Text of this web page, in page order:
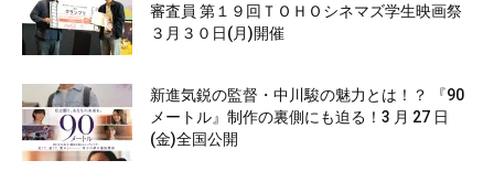
審査員 第１９回ＴＯＨＯシネマズ学生映画祭
３月３０日(月)開催
新進気鋭の監督・中川駿の魅力とは！？ 『90
メートル』制作の裏側にも迫る！3 月 27 日
(金)全国公開